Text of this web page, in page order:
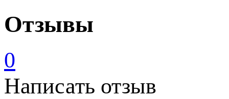
Отзывы
0
Написать отзыв